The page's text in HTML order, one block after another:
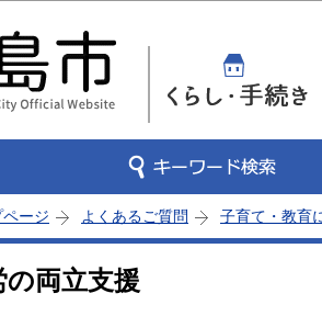
ページ よくあるご質問 子育て・教育
両立支援